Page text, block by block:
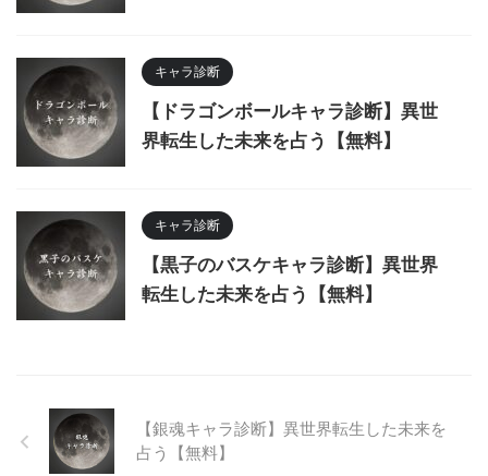
キャラ診断
【ドラゴンボールキャラ診断】異世
界転生した未来を占う【無料】
キャラ診断
【黒子のバスケキャラ診断】異世界
転生した未来を占う【無料】
【銀魂キャラ診断】異世界転生した未来を
占う【無料】